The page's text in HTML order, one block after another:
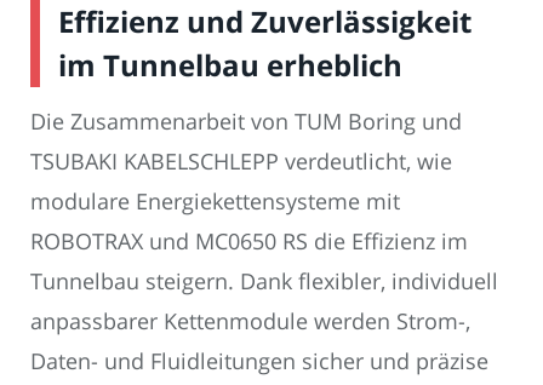
Effizienz und Zuverlässigkeit
im Tunnelbau erheblich
Die Zusammenarbeit von TUM Boring und
TSUBAKI KABELSCHLEPP verdeutlicht, wie
modulare Energiekettensysteme mit
ROBOTRAX und MC0650 RS die Effizienz im
Tunnelbau steigern. Dank flexibler, individuell
anpassbarer Kettenmodule werden Strom-,
Daten- und Fluidleitungen sicher und präzise